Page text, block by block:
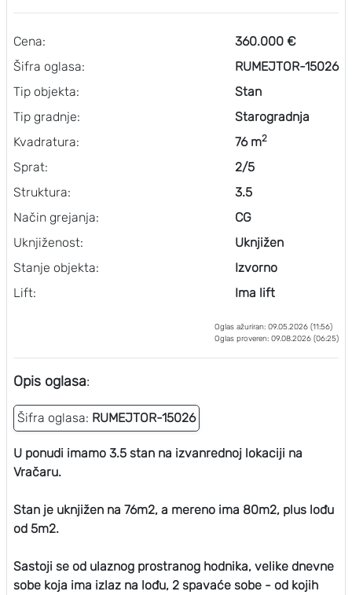
Cena:
Šifra oglasa:
Tip objekta:
Tip gradnje:
Kvadratura:
Sprat:
Struktura:
Način grejanja:
Uknjiženost:
Stanje objekta:
Lift:
360.000 €
RUMEJTOR-15026
Stan
Starogradnja
76 m2
2/5
3.5
CG
Uknjižen
Izvorno
Ima lift
Oglas ažuriran: 09.05.2026 (11:56)
Oglas proveren: 09.08.2026 (06:25)
Opis oglasa:
Šifra oglasa: RUMEJTOR-15026
U ponudi imamo 3.5 stan na izvanrednoj lokaciji na
Vračaru.
Stan je uknjižen na 76m2, a mereno ima 80m2, plus lođu
od 5m2.
Sastoji se od ulaznog prostranog hodnika, velike dnevne
sobe koja ima izlaz na lođu, 2 spavaće sobe - od kojih